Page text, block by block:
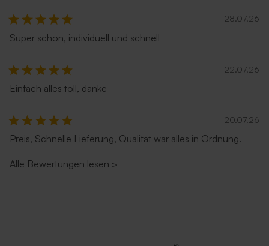
'Eukalyptus'
28.07.26
Super schön, individuell und schnell
22.07.26
Einfach alles toll, danke
20.07.26
Preis, Schnelle Lieferung, Qualität war alles in Ordnung.
Alle Bewertungen lesen >